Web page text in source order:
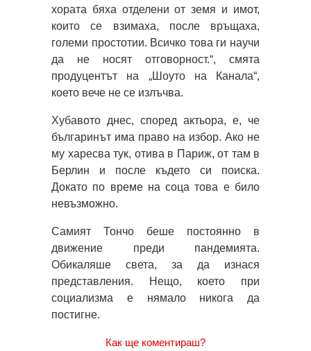
хората бяха отделени от земя и имот,
които се взимаха, после връщаха,
големи простотии. Всичко това ги научи
да не носят отговорност.“, смята
продуцентът на „Шоуто на Канала“,
което вече не се излъчва.
Хубавото днес, според актьора, е, че
българинът има право на избор. Ако не
му харесва тук, отива в Париж, от там в
Берлин и после където си поиска.
Докато по време на соца това е било
невъзможно.
Самият Тончо беше постоянно в
движение преди пандемията.
Обикаляше света, за да изнася
представления. Нещо, което при
социализма е нямало никога да
постигне.
Как ще коментираш?